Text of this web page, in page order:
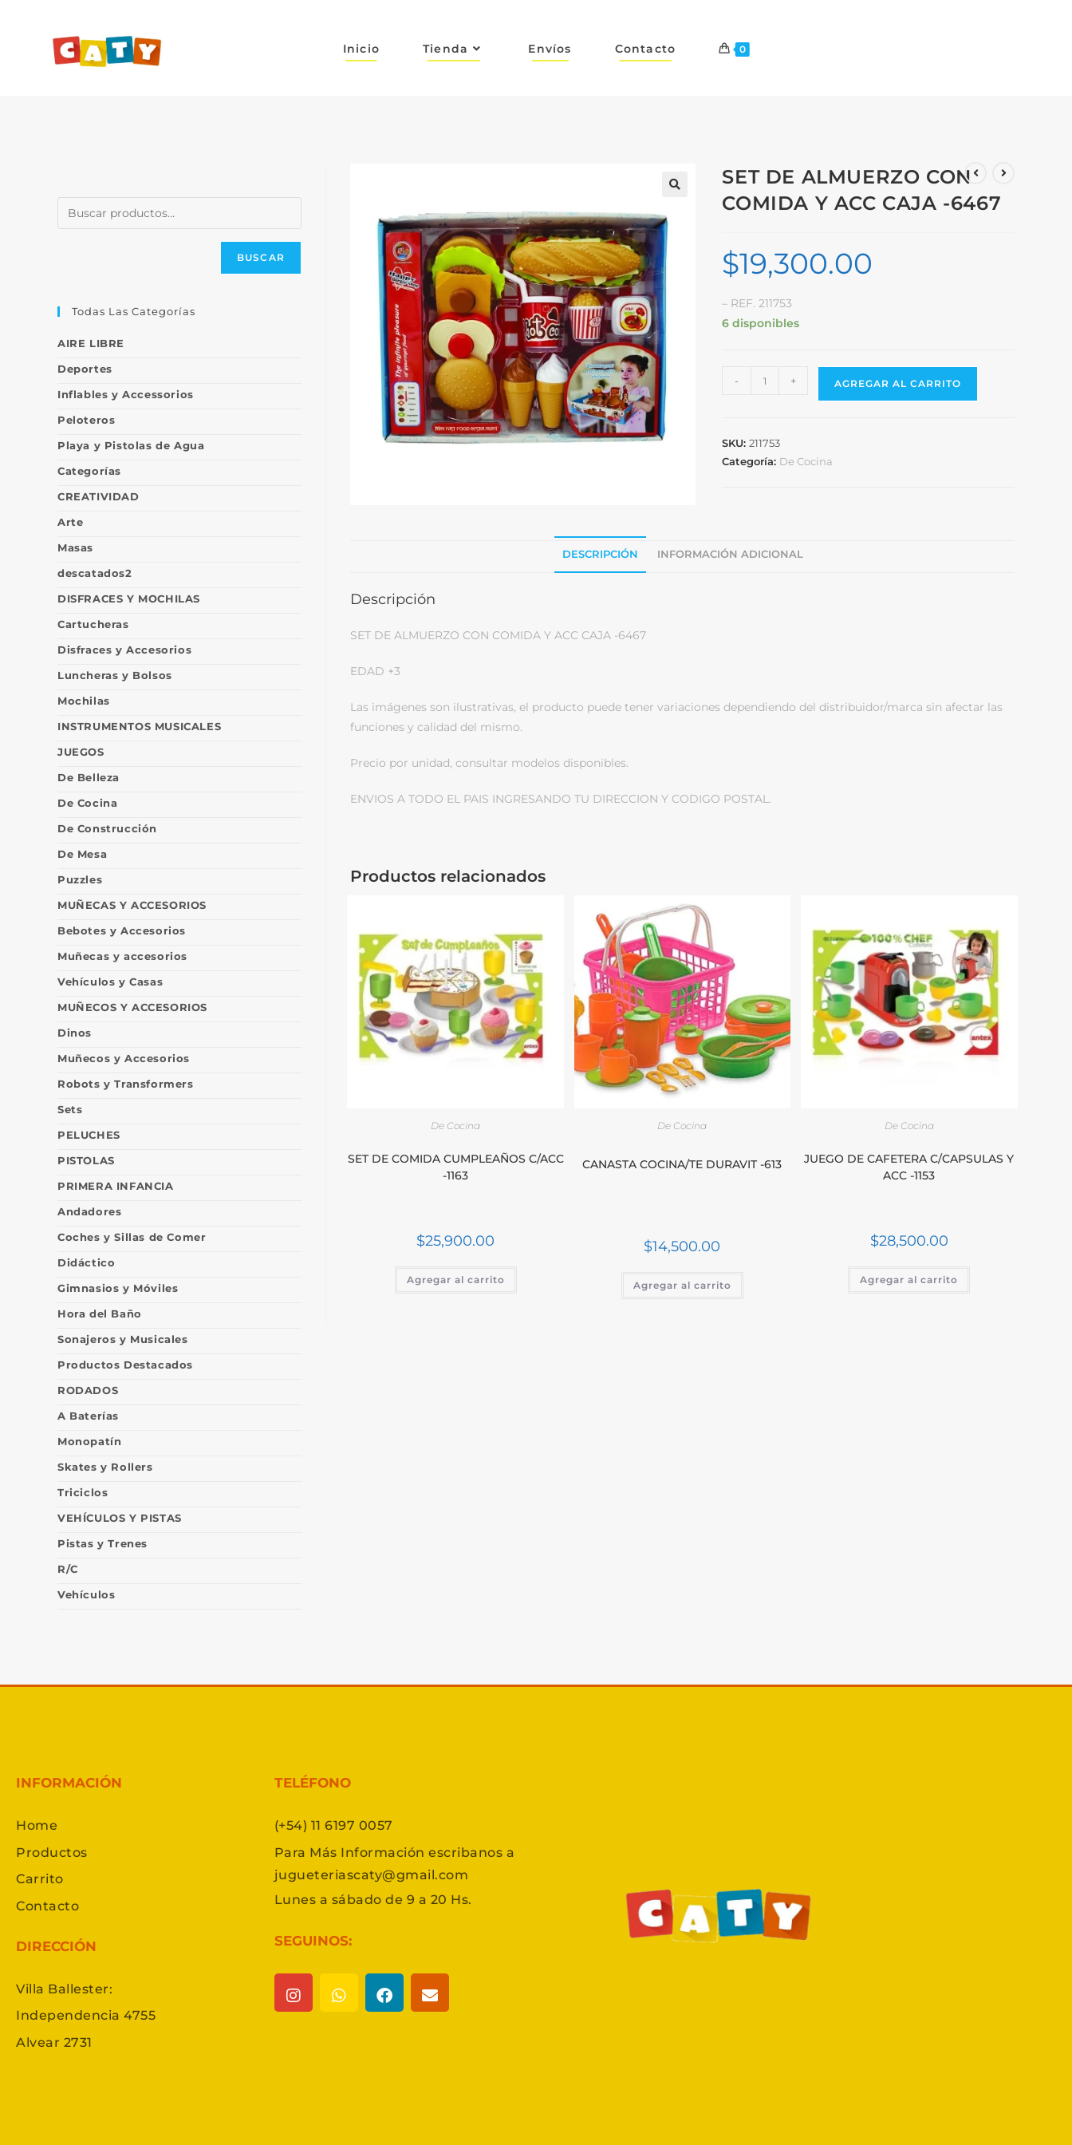
Inicio Tienda Envíos Contacto 0
SET DE ALMUERZO CON
COMIDA Y ACC CAJA -6467
$19,300.00
– REF. 211753
6 disponibles
- + AGREGAR AL CARRITO
SKU:211753
Categoría: De Cocina
DESCRIPCIÓN INFORMACIÓN ADICIONAL
Descripción
SET DE ALMUERZO CON COMIDA Y ACC CAJA -6467
EDAD +3
Las imágenes son ilustrativas, el producto puede tener variaciones dependiendo del distribuidor/marca sin afectar las
funciones y calidad del mismo.
Precio por unidad, consultar modelos disponibles.
ENVIOS A TODO EL PAIS INGRESANDO TU DIRECCION Y CODIGO POSTAL.
Productos relacionados
De Cocina
SET DE COMIDA CUMPLEAÑOS C/ACC
-1163
$25,900.00
Agregar al carrito
De Cocina
CANASTA COCINA/TE DURAVIT -613
$14,500.00
Agregar al carrito
De Cocina
JUEGO DE CAFETERA C/CAPSULAS Y
ACC -1153
$28,500.00
Agregar al carrito
BUSCAR
Todas Las Categorías
AIRE LIBRE
Deportes
Inflables y Accessorios
Peloteros
Playa y Pistolas de Agua
Categorías
CREATIVIDAD
Arte
Masas
descatados2
DISFRACES Y MOCHILAS
Cartucheras
Disfraces y Accesorios
Luncheras y Bolsos
Mochilas
INSTRUMENTOS MUSICALES
JUEGOS
De Belleza
De Cocina
De Construcción
De Mesa
Puzzles
MUÑECAS Y ACCESORIOS
Bebotes y Accesorios
Muñecas y accesorios
Vehículos y Casas
MUÑECOS Y ACCESORIOS
Dinos
Muñecos y Accesorios
Robots y Transformers
Sets
PELUCHES
PISTOLAS
PRIMERA INFANCIA
Andadores
Coches y Sillas de Comer
Didáctico
Gimnasios y Móviles
Hora del Baño
Sonajeros y Musicales
Productos Destacados
RODADOS
A Baterías
Monopatín
Skates y Rollers
Triciclos
VEHÍCULOS Y PISTAS
Pistas y Trenes
R/C
Vehículos
INFORMACIÓN
Home
Productos
Carrito
Contacto
DIRECCIÓN
Villa Ballester:
Independencia 4755
Alvear 2731
TELÉFONO
(+54) 11 6197 0057
Para Más Información escribanos a
jugueteriascaty@gmail.com
Lunes a sábado de 9 a 20 Hs.
SEGUINOS: